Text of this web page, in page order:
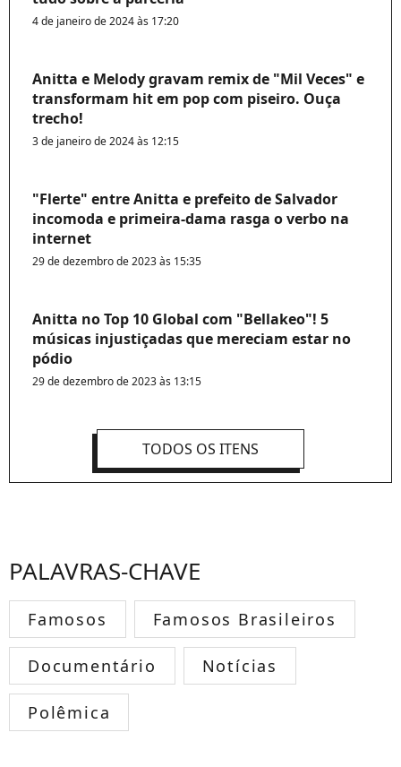
4 de janeiro de 2024 às 17:20
Anitta e Melody gravam remix de "Mil Veces" e
transformam hit em pop com piseiro. Ouça
trecho!
3 de janeiro de 2024 às 12:15
"Flerte" entre Anitta e prefeito de Salvador
incomoda e primeira-dama rasga o verbo na
internet
29 de dezembro de 2023 às 15:35
Anitta no Top 10 Global com "Bellakeo"! 5
músicas injustiçadas que mereciam estar no
pódio
29 de dezembro de 2023 às 13:15
TODOS OS ITENS
PALAVRAS-CHAVE
Famosos Famosos Brasileiros
Documentário Notícias
Polêmica